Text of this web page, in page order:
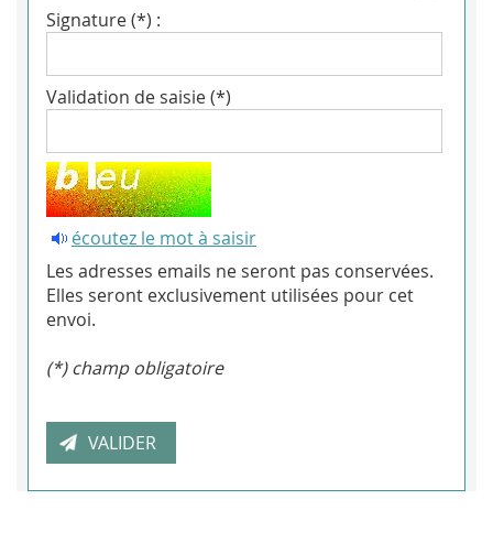
Signature (*) :
Validation de saisie (*)
écoutez le mot à saisir
Les adresses emails ne seront pas conservées.
Elles seront exclusivement utilisées pour cet
envoi.
(*) champ obligatoire